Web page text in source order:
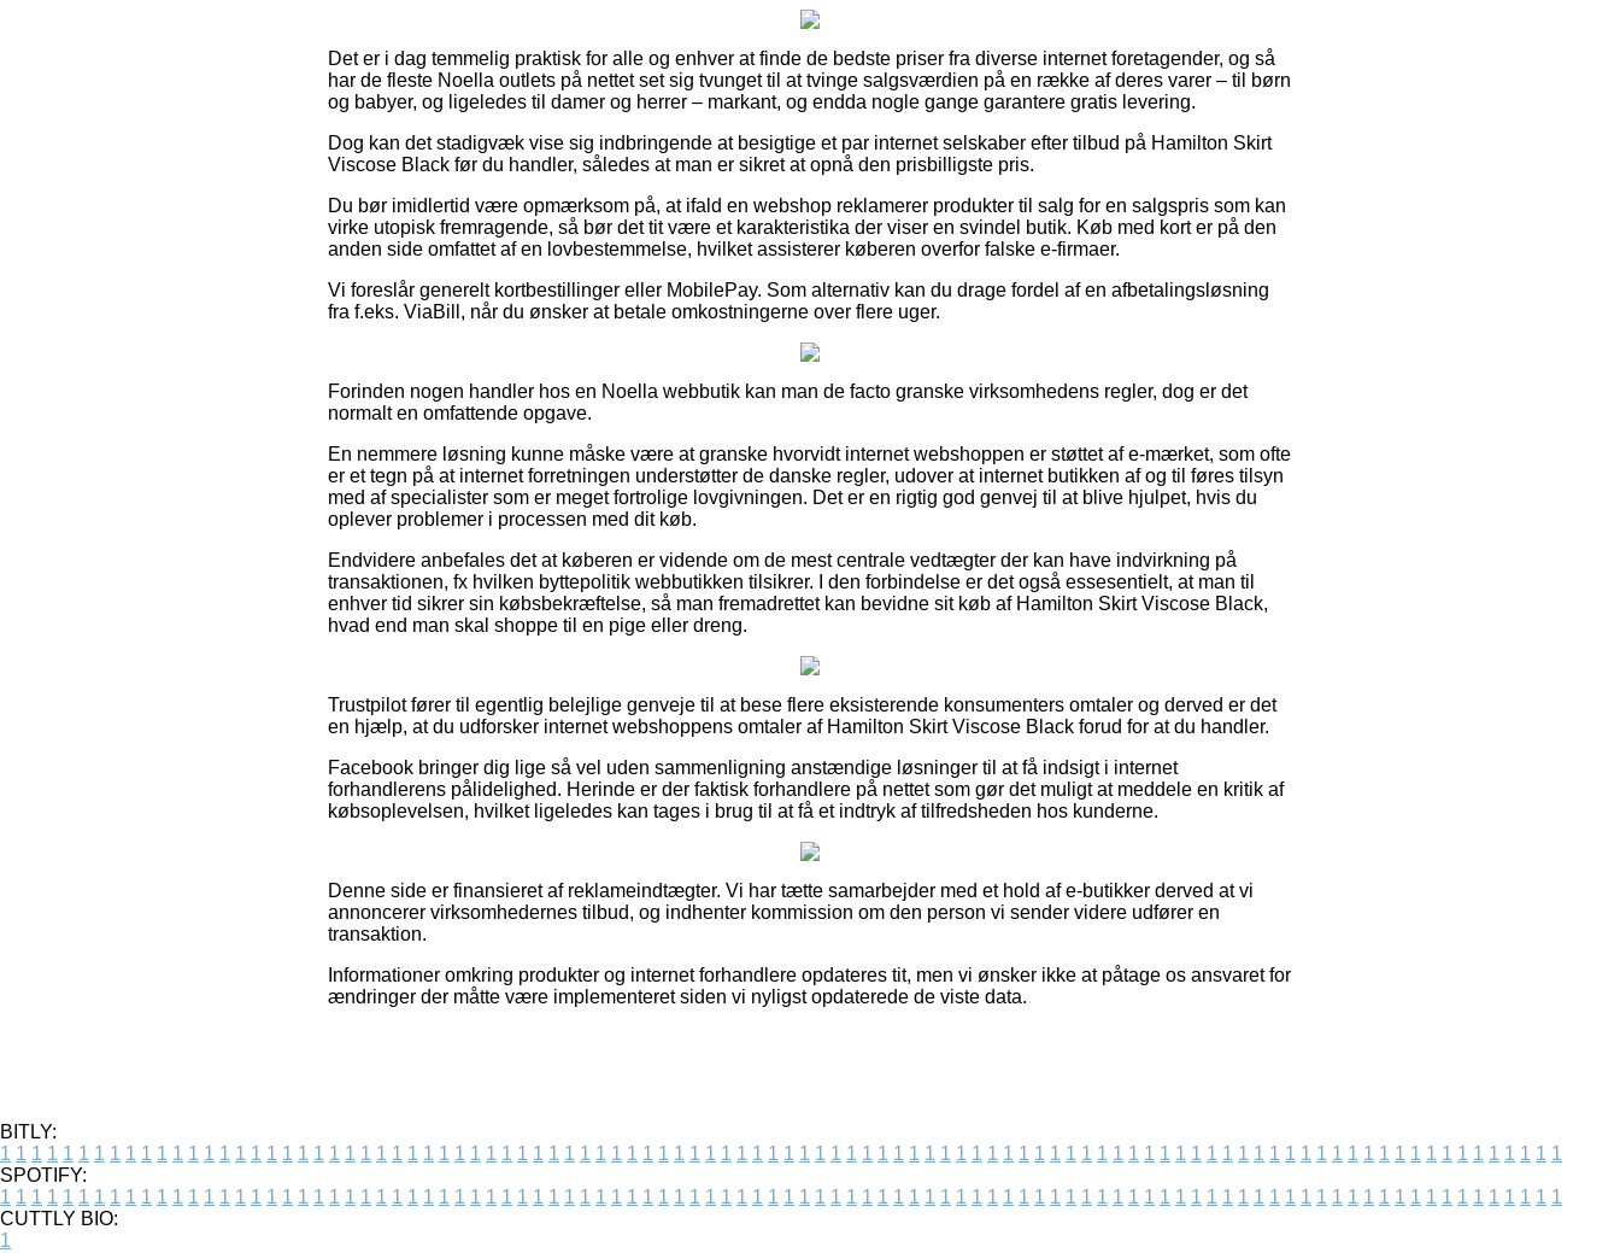
Det er i dag temmelig praktisk for alle og enhver at finde de bedste priser fra diverse internet foretagender, og så
har de fleste Noella outlets på nettet set sig tvunget til at tvinge salgsværdien på en række af deres varer – til børn
og babyer, og ligeledes til damer og herrer – markant, og endda nogle gange garantere gratis levering.
Dog kan det stadigvæk vise sig indbringende at besigtige et par internet selskaber efter tilbud på Hamilton Skirt
Viscose Black før du handler, således at man er sikret at opnå den prisbilligste pris.
Du bør imidlertid være opmærksom på, at ifald en webshop reklamerer produkter til salg for en salgspris som kan
virke utopisk fremragende, så bør det tit være et karakteristika der viser en svindel butik. Køb med kort er på den
anden side omfattet af en lovbestemmelse, hvilket assisterer køberen overfor falske e-firmaer.
Vi foreslår generelt kortbestillinger eller MobilePay. Som alternativ kan du drage fordel af en afbetalingsløsning
fra f.eks. ViaBill, når du ønsker at betale omkostningerne over flere uger.
Forinden nogen handler hos en Noella webbutik kan man de facto granske virksomhedens regler, dog er det
normalt en omfattende opgave.
En nemmere løsning kunne måske være at granske hvorvidt internet webshoppen er støttet af e-mærket, som ofte
er et tegn på at internet forretningen understøtter de danske regler, udover at internet butikken af og til føres tilsyn
med af specialister som er meget fortrolige lovgivningen. Det er en rigtig god genvej til at blive hjulpet, hvis du
oplever problemer i processen med dit køb.
Endvidere anbefales det at køberen er vidende om de mest centrale vedtægter der kan have indvirkning på
transaktionen, fx hvilken byttepolitik webbutikken tilsikrer. I den forbindelse er det også essesentielt, at man til
enhver tid sikrer sin købsbekræftelse, så man fremadrettet kan bevidne sit køb af Hamilton Skirt Viscose Black,
hvad end man skal shoppe til en pige eller dreng.
Trustpilot fører til egentlig belejlige genveje til at bese flere eksisterende konsumenters omtaler og derved er det
en hjælp, at du udforsker internet webshoppens omtaler af Hamilton Skirt Viscose Black forud for at du handler.
Facebook bringer dig lige så vel uden sammenligning anstændige løsninger til at få indsigt i internet
forhandlerens pålidelighed. Herinde er der faktisk forhandlere på nettet som gør det muligt at meddele en kritik af
købsoplevelsen, hvilket ligeledes kan tages i brug til at få et indtryk af tilfredsheden hos kunderne.
Denne side er finansieret af reklameindtægter. Vi har tætte samarbejder med et hold af e-butikker derved at vi
annoncerer virksomhedernes tilbud, og indhenter kommission om den person vi sender videre udfører en
transaktion.
Informationer omkring produkter og internet forhandlere opdateres tit, men vi ønsker ikke at påtage os ansvaret for
ændringer der måtte være implementeret siden vi nyligst opdaterede de viste data.
BITLY:
1 1 1 1 1 1 1 1 1 1 1 1 1 1 1 1 1 1 1 1 1 1 1 1 1 1 1 1 1 1 1 1 1 1 1 1 1 1 1 1 1 1 1 1 1 1 1 1 1 1 1 1 1 1 1 1 1 1 1 1 1 1 1 1 1 1 1 1 1 1 1 1 1 1 1 1 1 1 1 1 1 1 1 1 1 1 1 1 1 1 1 1 1 1 1 1 1 1 1 1
SPOTIFY:
1 1 1 1 1 1 1 1 1 1 1 1 1 1 1 1 1 1 1 1 1 1 1 1 1 1 1 1 1 1 1 1 1 1 1 1 1 1 1 1 1 1 1 1 1 1 1 1 1 1 1 1 1 1 1 1 1 1 1 1 1 1 1 1 1 1 1 1 1 1 1 1 1 1 1 1 1 1 1 1 1 1 1 1 1 1 1 1 1 1 1 1 1 1 1 1 1 1 1 1
CUTTLY BIO:
1